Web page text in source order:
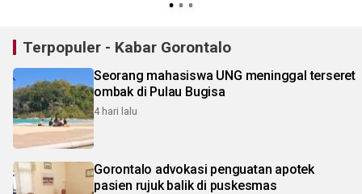
Terpopuler - Kabar Gorontalo
Seorang mahasiswa UNG meninggal terseret
ombak di Pulau Bugisa
4 hari lalu
Gorontalo advokasi penguatan apotek
pasien rujuk balik di puskesmas